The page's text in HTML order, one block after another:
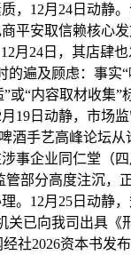
，12月24日动静
平安取信赖核心
月24日，其店肆
遍及顾虑：事实
或“内容取材收集”
19日动静，市场
酒手艺高峰论坛
事企业同仁堂（
部分高度注沉，
。12月25日动静
关已向我司出具《
社2026资本书发